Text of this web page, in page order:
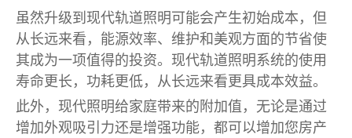
虽然升级到现代轨道照明可能会产生初始成本，但
从长远来看，能源效率、维护和美观方面的节省使
其成为一项值得的投资。现代轨道照明系统的使用
寿命更长，功耗更低，从长远来看更具成本效益。
此外，现代照明给家庭带来的附加值，无论是通过
增加外观吸引力还是增强功能，都可以增加您房产